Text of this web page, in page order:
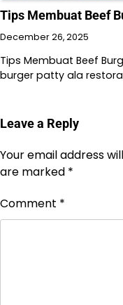
Tips Membuat Beef
December 26, 2025
Tips Membuat Beef
burger patty ala
Leave a Reply
Your email address
are marked *
Comment *